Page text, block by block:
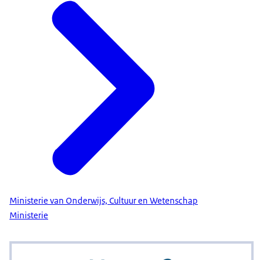
Ministerie van Onderwijs, Cultuur en Wetenschap
Ministerie